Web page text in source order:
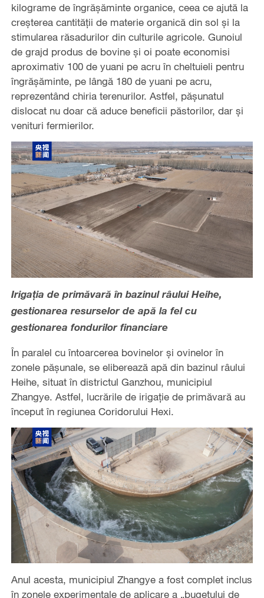
kilograme de îngrășăminte organice, ceea ce ajută la
creșterea cantității de materie organică din sol și la
stimularea răsadurilor din culturile agricole. Gunoiul
de grajd produs de bovine și oi poate economisi
aproximativ 100 de yuani pe acru în cheltuieli pentru
îngrășăminte, pe lângă 180 de yuani pe acru,
reprezentând chiria terenurilor. Astfel, pășunatul
dislocat nu doar că aduce beneficii păstorilor, dar și
venituri fermierilor.
Irigația de primăvară în bazinul râului Heihe,
gestionarea resurselor de apă la fel cu
gestionarea fondurilor financiare
În paralel cu întoarcerea bovinelor și ovinelor în
zonele pășunale, se eliberează apă din bazinul râului
Heihe, situat în districtul Ganzhou, municipiul
Zhangye. Astfel, lucrările de irigație de primăvară au
început în regiunea Coridorului Hexi.
Anul acesta, municipiul Zhangye a fost complet inclus
în zonele experimentale de aplicare a „bugetului de